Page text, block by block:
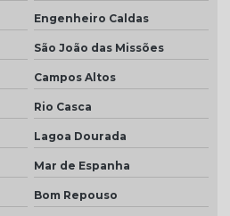
Engenheiro Caldas
São João das Missões
Campos Altos
Rio Casca
Lagoa Dourada
Mar de Espanha
Bom Repouso